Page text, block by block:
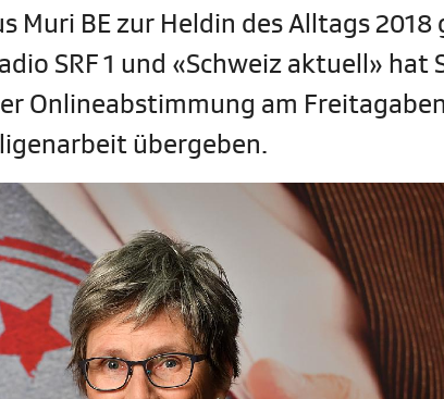
Muri BE zur Heldin des Alltags 2018
SRF 1 und «Schweiz aktuell» hat
Onlineabstimmung am
übergeben.